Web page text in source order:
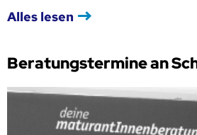
Alles lesen
Beratungstermine an